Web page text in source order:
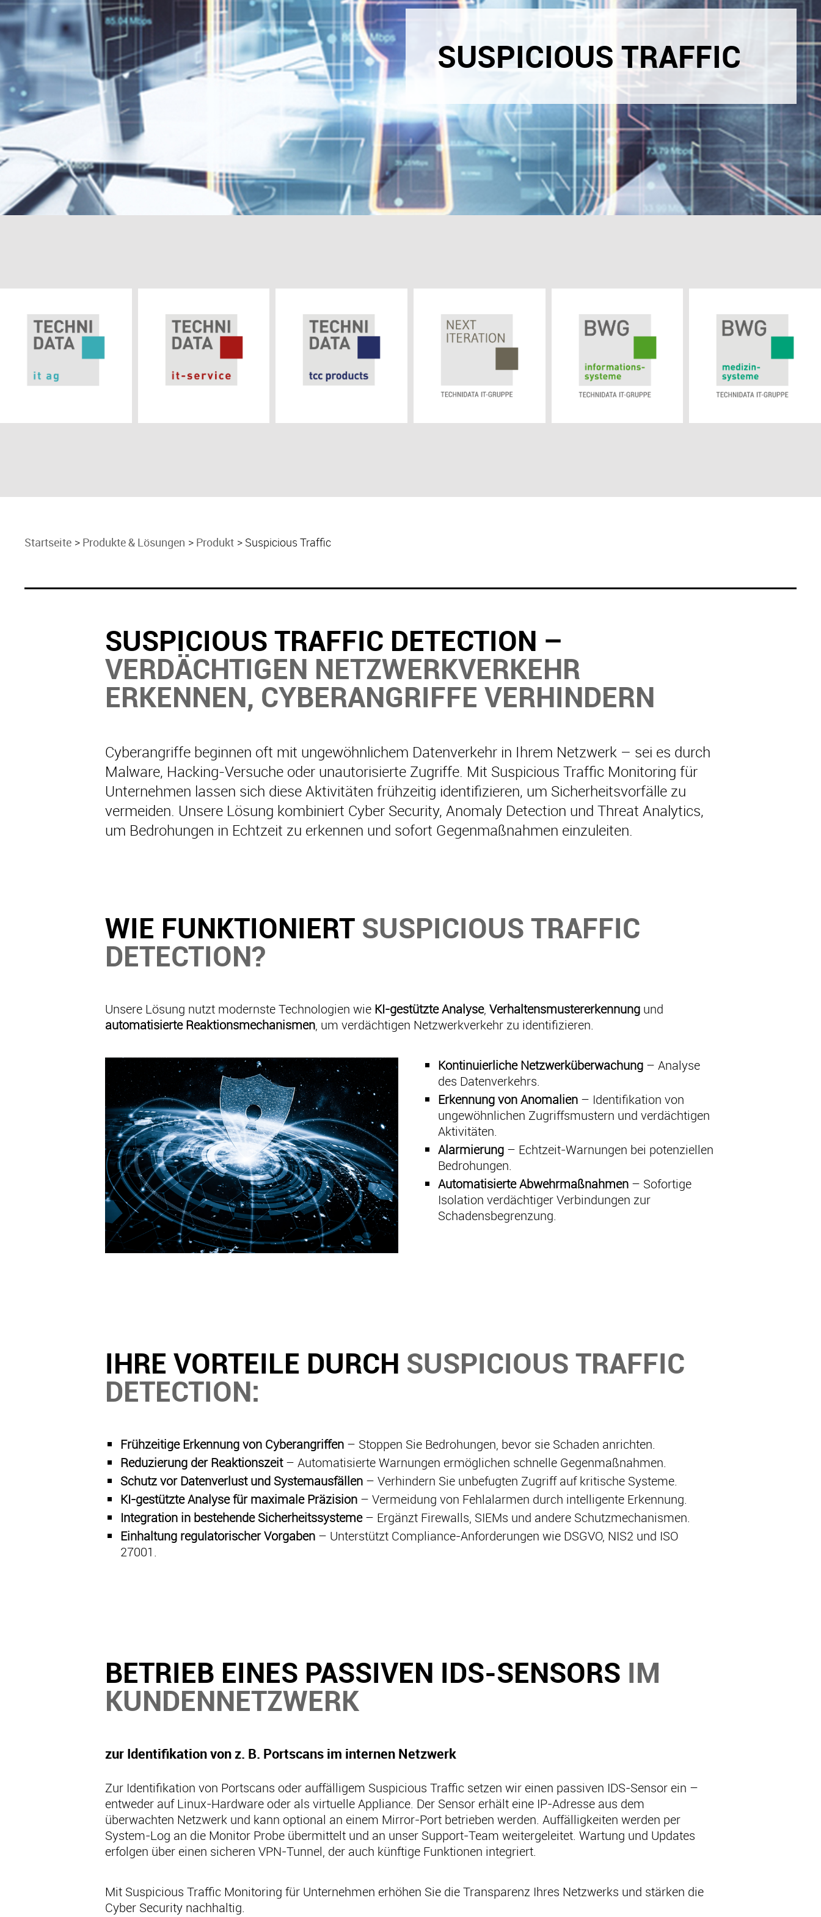
SUSPICIOUS TRAFFIC
Startseite Produkte & Lösungen Produkt Suspicious Traffic
SUSPICIOUS TRAFFIC DETECTION –
VERDÄCHTIGEN NETZWERKVERKEHR
ERKENNEN, CYBERANGRIFFE VERHINDERN
Cyberangriffe beginnen oft mit ungewöhnlichem Datenverkehr in Ihrem Netzwerk – sei es durch
Malware, Hacking-Versuche oder unautorisierte Zugriffe. Mit Suspicious Traffic Monitoring für
Unternehmen lassen sich diese Aktivitäten frühzeitig identifizieren, um Sicherheitsvorfälle zu
vermeiden. Unsere Lösung kombiniert Cyber Security, Anomaly Detection und Threat Analytics,
um Bedrohungen in Echtzeit zu erkennen und sofort Gegenmaßnahmen einzuleiten.
WIE FUNKTIONIERT SUSPICIOUS TRAFFIC
DETECTION?
Unsere Lösung nutzt modernste Technologien wie KI-gestützte Analyse, Verhaltensmustererkennung und
automatisierte Reaktionsmechanismen, um verdächtigen Netzwerkverkehr zu identifizieren.
Kontinuierliche Netzwerküberwachung – Analyse
des Datenverkehrs.
Erkennung von Anomalien – Identifikation von
ungewöhnlichen Zugriffsmustern und verdächtigen
Aktivitäten.
Alarmierung – Echtzeit-Warnungen bei potenziellen
Bedrohungen.
Automatisierte Abwehrmaßnahmen – Sofortige
Isolation verdächtiger Verbindungen zur
Schadensbegrenzung.
IHRE VORTEILE DURCH SUSPICIOUS TRAFFIC
DETECTION:
Frühzeitige Erkennung von Cyberangriffen – Stoppen Sie Bedrohungen, bevor sie Schaden anrichten.
Reduzierung der Reaktionszeit– Automatisierte Warnungen ermöglichen schnelle Gegenmaßnahmen.
Schutz vor Datenverlust und Systemausfällen – Verhindern Sie unbefugten Zugriff auf kritische Systeme.
KI-gestützte Analyse für maximale Präzision – Vermeidung von Fehlalarmen durch intelligente Erkennung.
Integration in bestehende Sicherheitssysteme– Ergänzt Firewalls, SIEMs und andere Schutzmechanismen.
Einhaltung regulatorischer Vorgaben – Unterstützt Compliance-Anforderungen wie DSGVO, NIS2 und ISO
27001.
BETRIEB EINES PASSIVEN IDS-SENSORS IM
KUNDENNETZWERK
zur Identifikation von z. B. Portscans im internen Netzwerk
Zur Identifikation von Portscans oder auffälligem Suspicious Traffic setzen wir einen passiven IDS-Sensor ein –
entweder auf Linux-Hardware oder als virtuelle Appliance. Der Sensor erhält eine IP-Adresse aus dem
überwachten Netzwerk und kann optional an einem Mirror-Port betrieben werden. Auffälligkeiten werden per
System-Log an die Monitor Probe übermittelt und an unser Support-Team weitergeleitet. Wartung und Updates
erfolgen über einen sicheren VPN-Tunnel, der auch künftige Funktionen integriert.
Mit Suspicious Traffic Monitoring für Unternehmen erhöhen Sie die Transparenz Ihres Netzwerks und stärken die
Cyber Security nachhaltig.